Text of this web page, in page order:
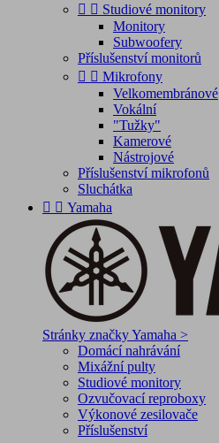
  Studiové monitory
Monitory
Subwoofery
Příslušenství monitorů
  Mikrofony
Velkomembránové
Vokální
"Tužky"
Kamerové
Nástrojové
Příslušenství mikrofonů
Sluchátka
  Yamaha
Stránky značky Yamaha >
Domácí nahrávání
Mixážní pulty
Studiové monitory
Ozvučovací reproboxy
Výkonové zesilovače
Příslušenství